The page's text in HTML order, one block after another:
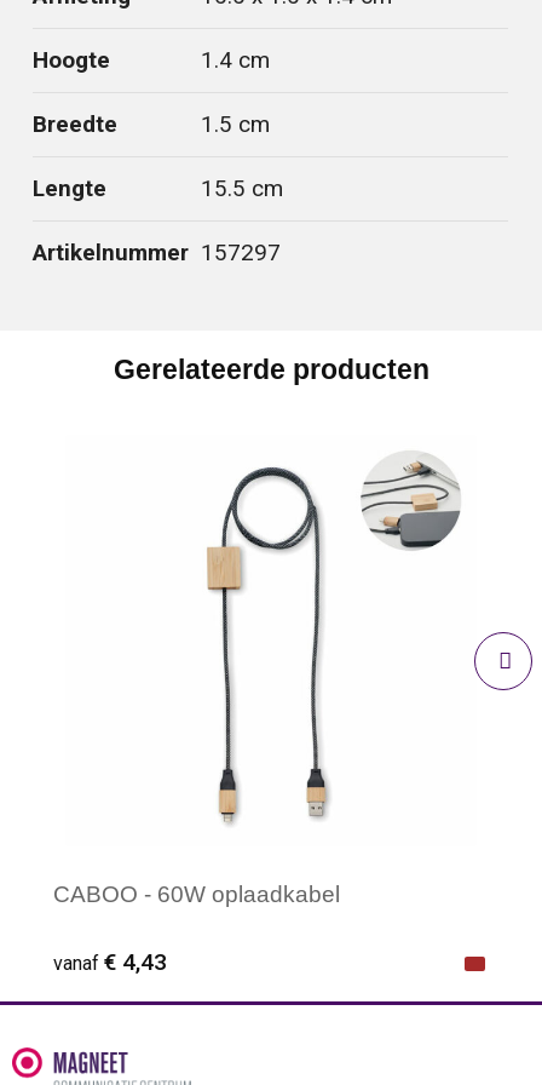
Hoogte 1.4 cm
Breedte 1.5 cm
Lengte 15.5 cm
Artikelnummer 157297
Gerelateerde producten
CABOO - 60W oplaadkabel
vanaf € 4,43